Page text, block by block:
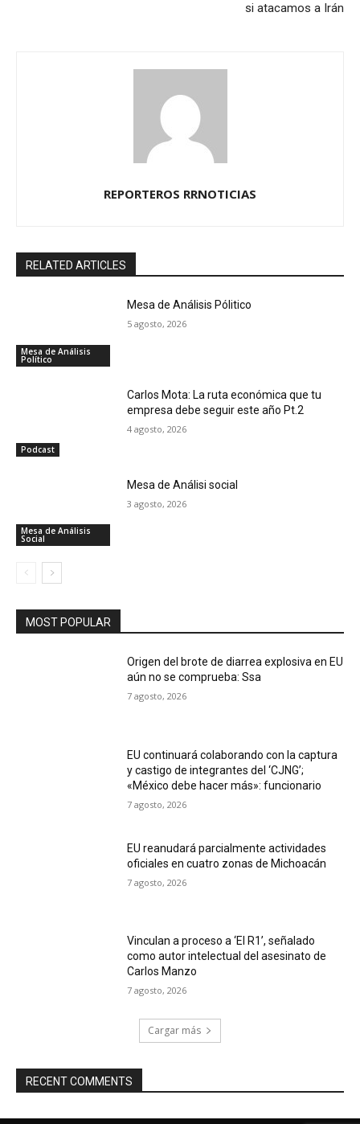
si atacamos a Irán
REPORTEROS RRNOTICIAS
RELATED ARTICLES
Mesa de Análisis
Político
Mesa de Análisis Pólitico
5 agosto, 2026
Podcast
Carlos Mota: La ruta económica que tu
empresa debe seguir este año Pt.2
4 agosto, 2026
Mesa de Análisis
Social
Mesa de Análisi social
3 agosto, 2026
MOST POPULAR
Origen del brote de diarrea explosiva en EU
aún no se comprueba: Ssa
7 agosto, 2026
EU continuará colaborando con la captura
y castigo de integrantes del ‘CJNG’;
«México debe hacer más»: funcionario
7 agosto, 2026
EU reanudará parcialmente actividades
oficiales en cuatro zonas de Michoacán
7 agosto, 2026
Vinculan a proceso a ‘El R1’, señalado
como autor intelectual del asesinato de
Carlos Manzo
7 agosto, 2026
Cargar más
RECENT COMMENTS